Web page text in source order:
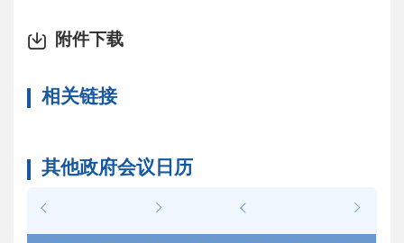
附件下载
相关链接
其他政府会议日历